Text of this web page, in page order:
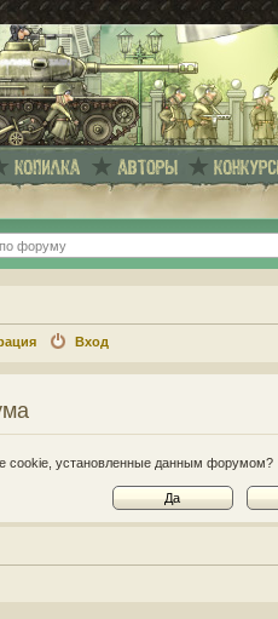
Вход
cookie, установленные данным форумом?